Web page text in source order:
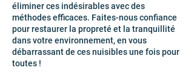
éliminer ces indésirables avec des
méthodes efficaces. Faites-nous confiance
pour restaurer la propreté et la tranquillité
dans votre environnement, en vous
débarrassant de ces nuisibles une fois pour
toutes !